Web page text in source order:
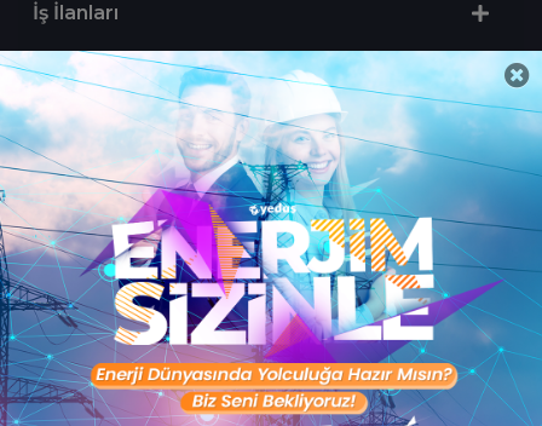
İş İlanları
Sertifika Programları
Yetenek Testleri
İşveren
Toptalent Marka ve İnsan Kaynakları Danışmanlığı Limited Şirketi Özel İstihdam Bürosu